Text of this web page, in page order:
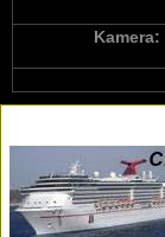
Kamera: